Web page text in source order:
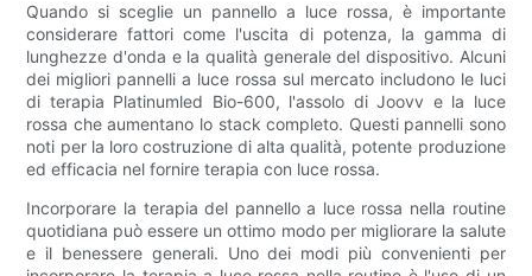
Quando si sceglie un pannello a luce rossa, è importante
considerare fattori come l'uscita di potenza, la gamma di
lunghezze d'onda e la qualità generale del dispositivo. Alcuni
dei migliori pannelli a luce rossa sul mercato includono le luci
di terapia Platinumled Bio-600, l'assolo di Joovv e la luce
rossa che aumentano lo stack completo. Questi pannelli sono
noti per la loro costruzione di alta qualità, potente produzione
ed efficacia nel fornire terapia con luce rossa.
Incorporare la terapia del pannello a luce rossa nella routine
quotidiana può essere un ottimo modo per migliorare la salute
e il benessere generali. Uno dei modi più convenienti per